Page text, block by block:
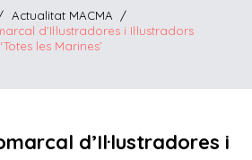
Actualitat MACMA
/
d’Il·lustradores i Il·lustradors
‘Totes les Marines’
d’Il·lustradores i